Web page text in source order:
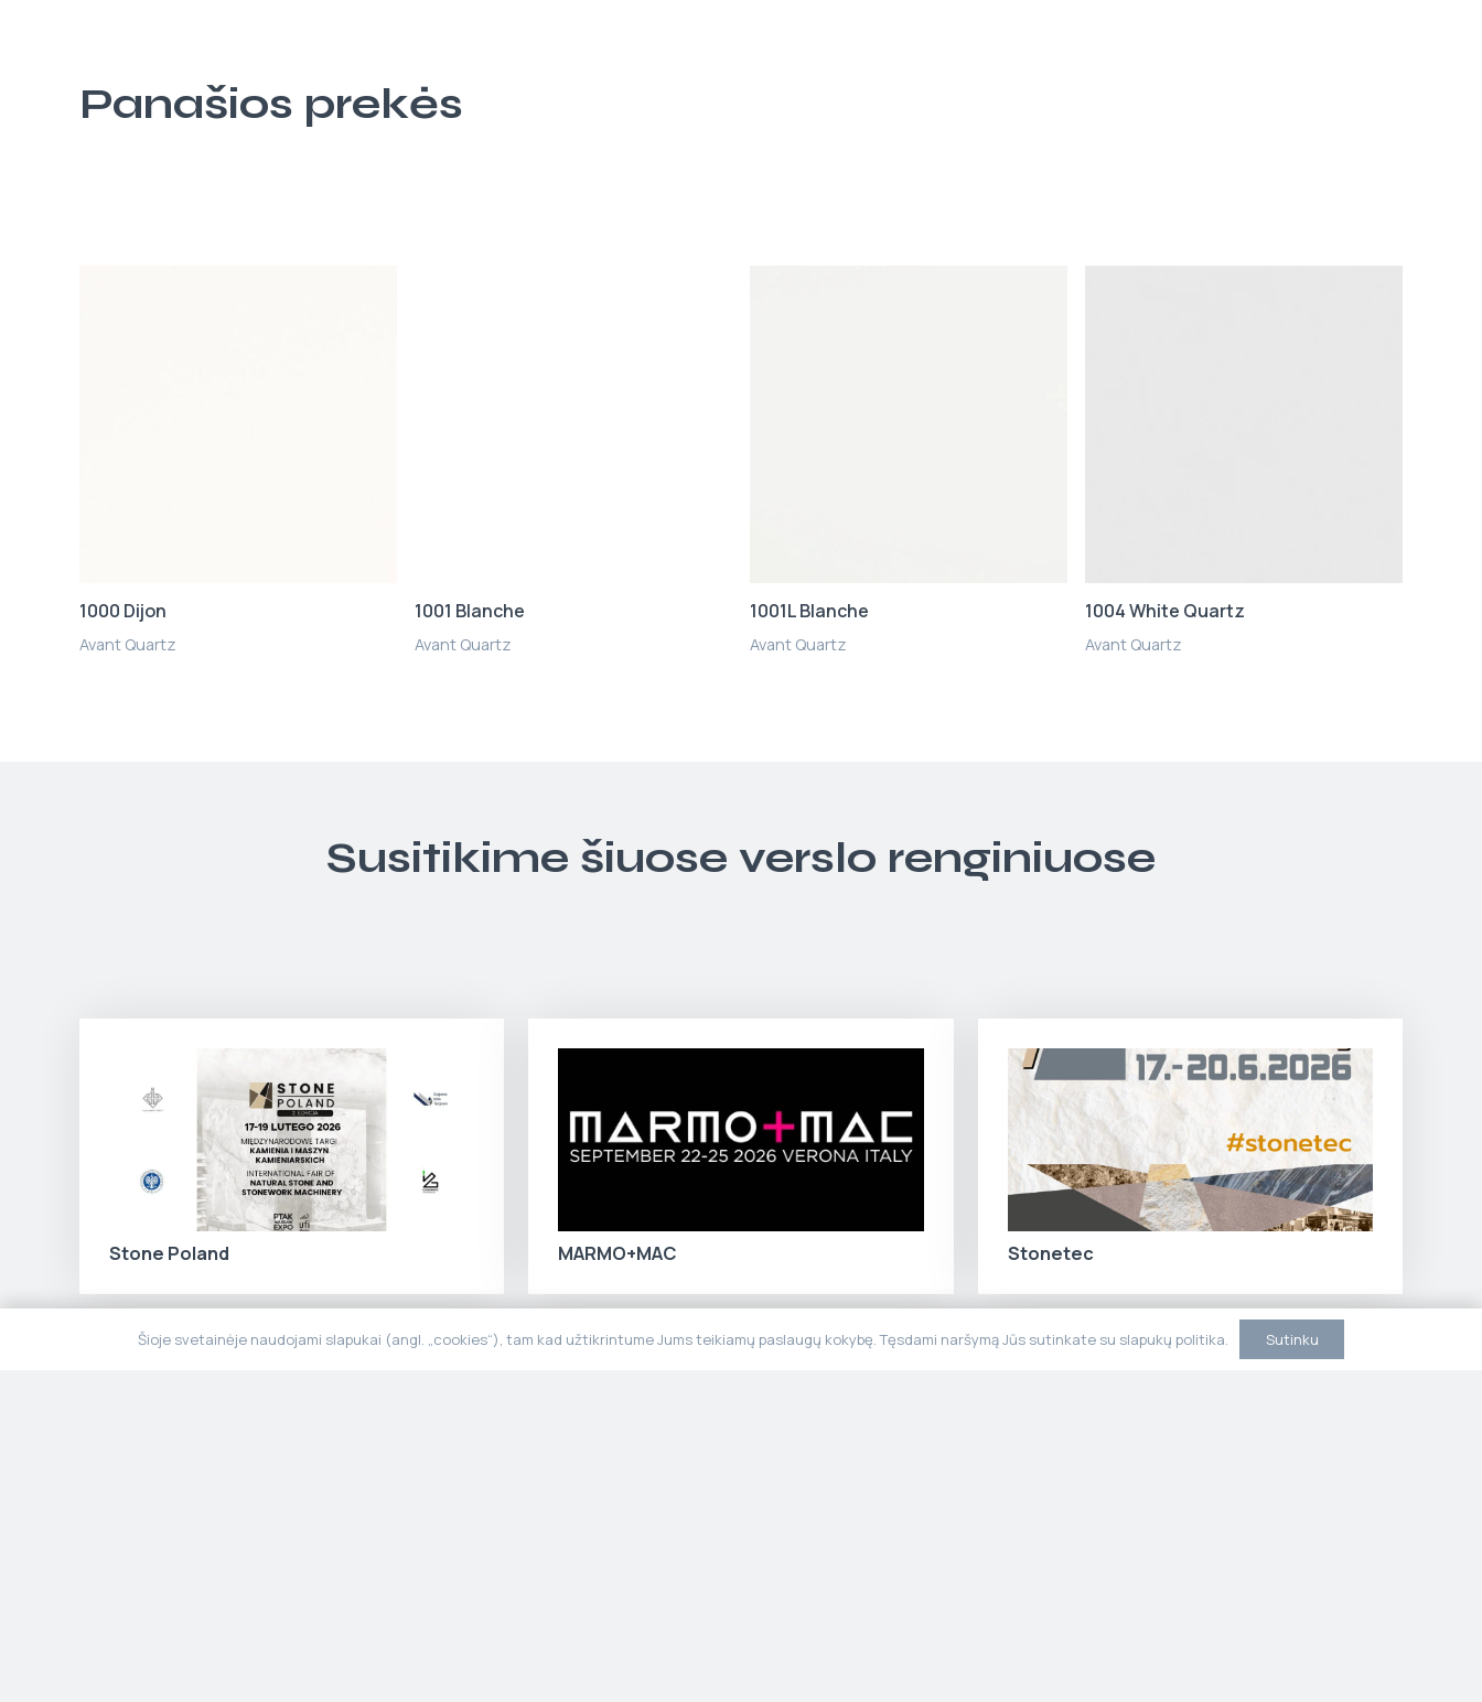
Panašios prekės
1000 Dijon
Avant Quartz
1001 Blanche
Avant Quartz
1001L Blanche
Avant Quartz
1004 White Quartz
Avant Quartz
Susitikime šiuose verslo renginiuose
Stone Poland MARMO+MAC Stonetec
Šioje svetainėje naudojami slapukai (angl. „cookies“), tam kad užtikrintume Jums teikiamų paslaugų kokybę. Tęsdami naršymą Jūs sutinkate su slapukų politika. Sutinku